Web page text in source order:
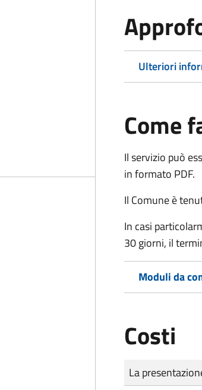
Ulteriori
Come
Il servizio può
in formato PDF.
Il Comune è
In casi
30 giorni, il
Moduli da
Costi
Tipo di
Importo
La